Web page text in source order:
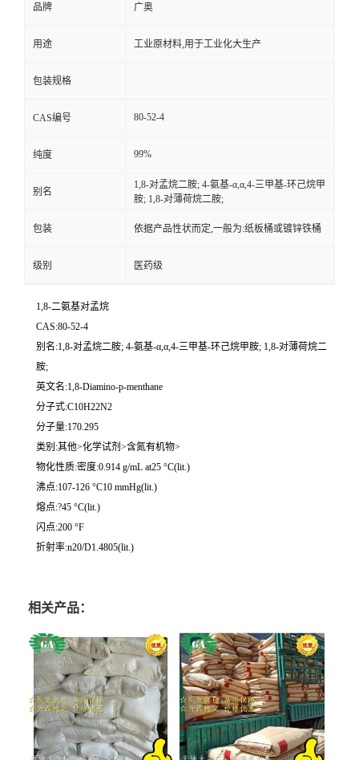
品牌 广奥
用途 工业原材料,用于工业化大生产
包装规格
CAS编号 80-52-4
纯度 99%
别名
1,8-对孟烷二胺; 4-氨基-α,α,4-三甲基-环己烷甲
胺; 1,8-对薄荷烷二胺;
包装 依据产品性状而定,一般为:纸板桶或镀锌铁桶
级别 医药级
1,8-二氨基对孟烷
CAS:80-52-4
别名:1,8-对孟烷二胺; 4-氨基-α,α,4-三甲基-环己烷甲胺; 1,8-对薄荷烷二
胺;
英文名:1,8-Diamino-p-menthane
分子式:C10H22N2
分子量:170.295
类别:其他>化学试剂>含氮有机物>
物化性质:密度:0.914 g/mL at25 °C(lit.)
沸点:107-126 °C10 mmHg(lit.)
熔点:?45 °C(lit.)
闪点:200 °F
折射率:n20/D1.4805(lit.)
相关产品：